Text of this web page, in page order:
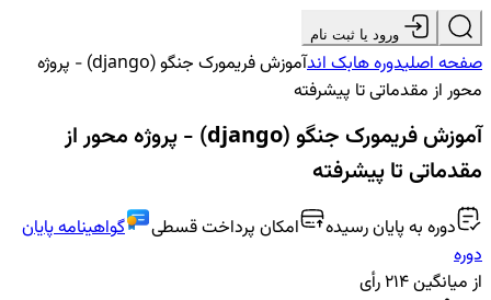
ورود یا ثبت نام
صفحه اصلیدوره هابک اند
آموزش فریمورک جنگو (django) - پروژه
محور از مقدماتی تا پیشرفته
آموزش فریمورک جنگو (django) - پروژه محور از
مقدماتی تا پیشرفته
دوره به پایان رسیده امکان پرداخت قسطی
گواهینامه پایان
دوره
از میانگین214 رأی